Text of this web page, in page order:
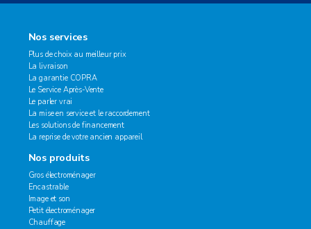
Nos services
Plus de choix au meilleur prix
La livraison
La garantie COPRA
Le Service Après-Vente
Le parler vrai
La mise en service et le raccordement
Les solutions de financement
La reprise de votre ancien appareil
Nos produits
Gros électroménager
Encastrable
Image et son
Petit électroménager
Chauffage